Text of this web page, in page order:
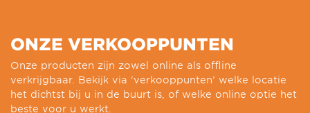
ONZE VERKOOPPUNTEN
Onze producten zijn zowel online als offline
verkrijgbaar. Bekijk via ‘verkooppunten’ welke locatie
het dichtst bij u in de buurt is, of welke online optie het
beste voor u werkt.